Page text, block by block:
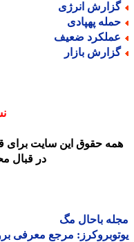
انرژی
پهپادی
ضعیف
بازار
حقوق این سایت برای
در قبال
باحال مگ
مرجع معرفی